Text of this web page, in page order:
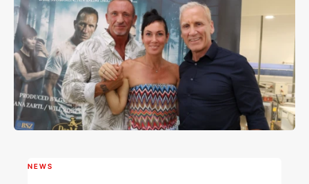
NEWS